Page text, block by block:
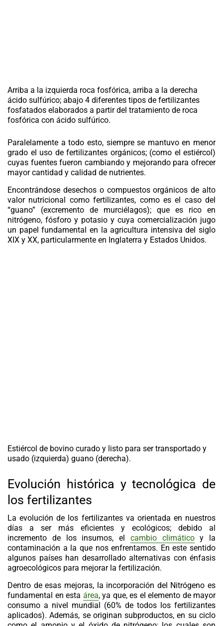
Arriba a la izquierda roca fosfórica, arriba a la derecha
ácido sulfúrico; abajo 4 diferentes tipos de fertilizantes
fosfatados elaborados a partir del tratamiento de roca
fosfórica con ácido sulfúrico.
Paralelamente a todo esto, siempre se mantuvo en menor
grado el uso de fertilizantes orgánicos; (como el estiércol)
cuyas fuentes fueron cambiando y mejorando para ofrecer
mayor cantidad y calidad de nutrientes.
Encontrándose desechos o compuestos orgánicos de alto
valor nutricional como fertilizantes, como es el caso del
“guano” (excremento de murciélagos); que es rico en
nitrógeno, fósforo y potasio y cuya comercialización jugo
un papel fundamental en la agricultura intensiva del siglo
XIX y XX, particularmente en Inglaterra y Estados Unidos.
Estiércol de bovino curado y listo para ser transportado y
usado (izquierda) guano (derecha).
Evolución histórica y tecnológica de
los fertilizantes
La evolución de los fertilizantes va orientada en nuestros
días a ser más eficientes y ecológicos; debido al
incremento de los insumos, el cambio climáticoy la
contaminación a la que nos enfrentamos. En este sentido
algunos países han desarrollado alternativas con énfasis
agroecológicos para mejorar la fertilización.
Dentro de esas mejoras, la incorporación del Nitrógeno es
fundamental en esta área, ya que, es el elemento de mayor
consumo a nivel mundial (60% de todos los fertilizantes
aplicados). Además, se originan subproductos, en su ciclo